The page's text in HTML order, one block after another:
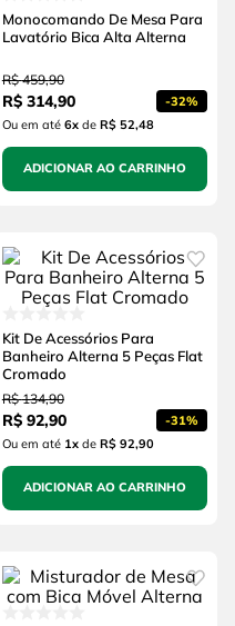
Monocomando De Mesa Para
Lavatório Bica Alta Alterna
R$ 459,90
R$ 314,90 -32%
Ou em até 6xde R$ 52,48
ADICIONAR AO CARRINHO
Kit De Acessórios Para
Banheiro Alterna 5 Peças Flat
Cromado
R$ 134,90
R$ 92,90 -31%
Ou em até 1xde R$ 92,90
ADICIONAR AO CARRINHO